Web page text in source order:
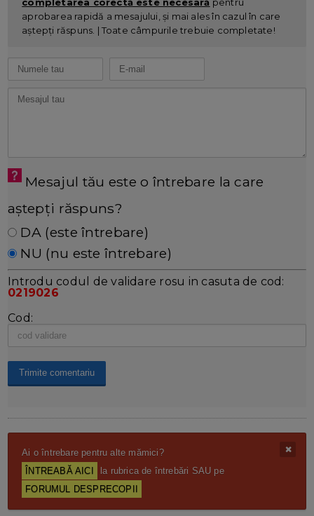
aprobarea rapidă a mesajului, și mai ales în cazul în care
aștepți răspuns. | Toate câmpurile trebuie completate!
Mesajul tău este o întrebare la care
aștepți răspuns?
DA (este întrebare)
NU (nu este întrebare)
Introdu codul de validare rosu in casuta de cod:
0219026
Cod:
Ai o întrebare pentru alte mămici?
ÎNTREABĂ AICI
la rubrica de întrebări SAU pe
FORUMUL DESPRECOPII